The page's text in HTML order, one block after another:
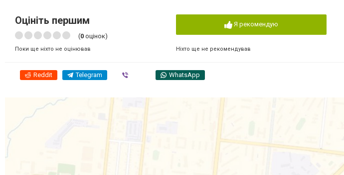
Оцініть першим
(0 оцінок)
Поки ще ніхто не оцінював
Я рекомендую
Ніхто ще не рекомендував
Reddit Telegram WhatsApp